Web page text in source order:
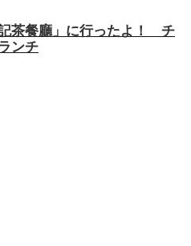
茶餐廳」に行ったよ！ チ
ンチ